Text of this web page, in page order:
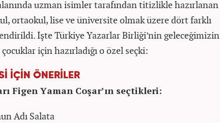
uzman isimler tarafından titizlikle hazırlanan
ortaokul, lise ve üniversite olmak üzere dört farklı
İşte Türkiye Yazarlar Birliği’nin geleceğimizin
için hazırladığı o özel seçki:
İÇİN ÖNERİLER
Figen Yaman Coşar’ın seçtikleri:
Adı Salata